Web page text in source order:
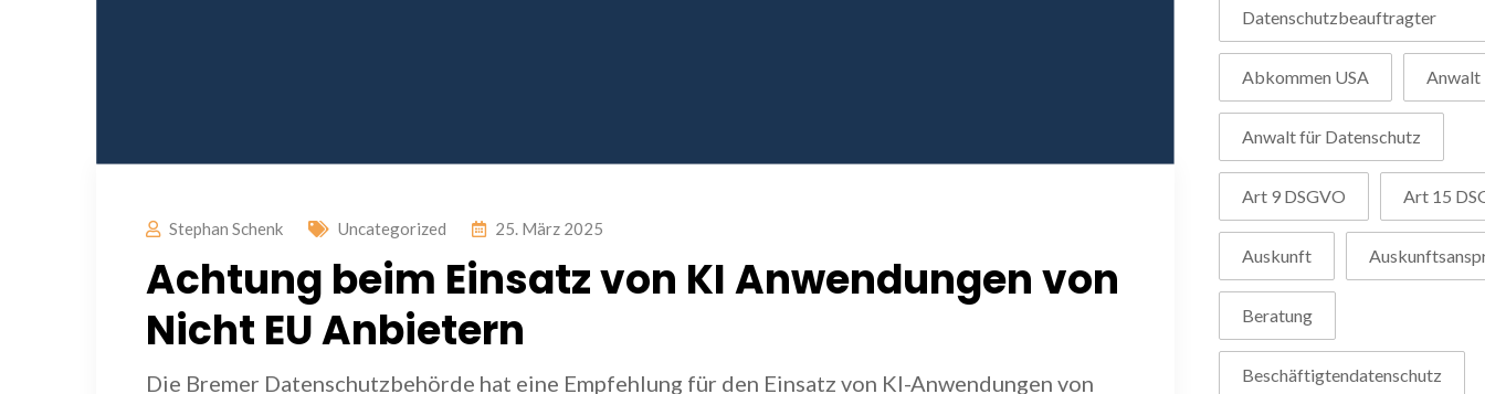
Stephan Schenk Uncategorized 25. März 2025
Achtung beim Einsatz von KI Anwendungen von
Nicht EU Anbietern
Die Bremer Datenschutzbehörde hat eine Empfehlung für den Einsatz von KI-Anwendungen von
Datenschutzbeauftragter
Abkommen USA Anwalt
Anwalt für Datenschutz
Art 9 DSGVO Art 15
Auskunft
Beratung
Beschäftigtendatenschutz